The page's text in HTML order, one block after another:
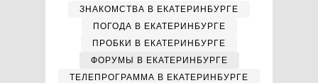
ЗНАКОМСТВА В ЕКАТЕРИНБУРГЕ
ПОГОДА В ЕКАТЕРИНБУРГЕ
ПРОБКИ В ЕКАТЕРИНБУРГЕ
ФОРУМЫ В ЕКАТЕРИНБУРГЕ
ТЕЛЕПРОГРАММА В ЕКАТЕРИНБУРГЕ